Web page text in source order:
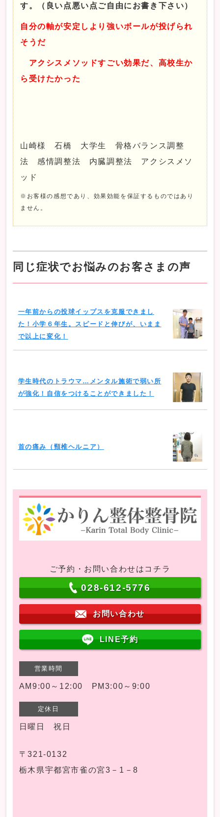
す。（良い点悪い点ご自由にお書き下さい）
自分の軸が安定しより強いボールが投げられ
そうだ
アクシスメソッドすごい効果だ、高校生か
ら受けたかった
山崎様 石橋 大学生 骨格バランス調整
法 感情調整法 内臓調整法 アクシスメソ
ッド
※お客様の感想であり、効果効能を保証するものではあり
ません。
同じ症状でお悩みのお客さまの声
一年前からの投球イップスを克服できまし
た！小学６年生。スピードと伸びが、いまま
で以上に変化！
学生時代のトラウマ…メンタル施術で弱い所
が強化！自信をつけることができました！
首の痛み（頸椎ヘルニア）
ご予約・お問い合わせはコチラ
028-612-5776
お問い合わせ
LINE予約
営業時間
AM9:00～12:00 PM3:00～9:00
定休日
日曜日 祝日
〒321-0132
栃木県宇都宮市雀の宮3－1－8